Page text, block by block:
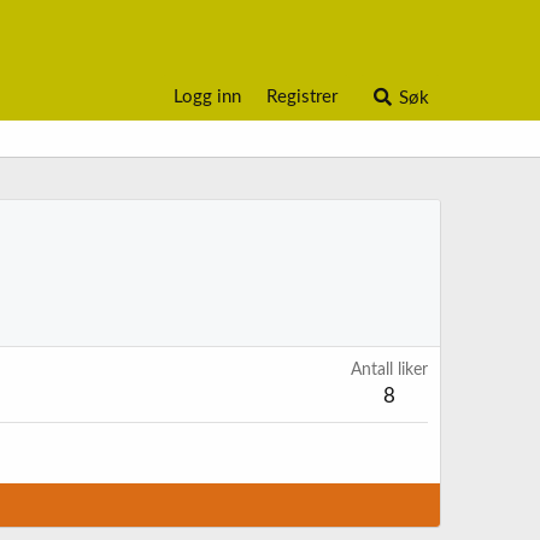
Logg inn Registrer Søk
Antall liker
8